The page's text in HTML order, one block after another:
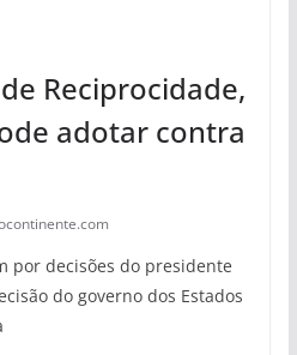
Reciprocidade,
adotar contra
por decisões do presidente
do governo dos Estados